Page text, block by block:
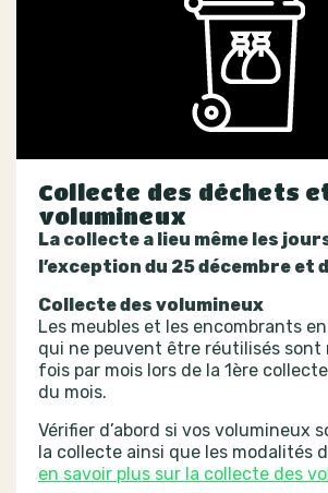
Collecte des déchets
volumineux
La collecte a lieu même les
l’exception du 25 décembre et
Collecte des volumineux
Les meubles et les encombrants
qui ne peuvent être réutilisés sont
fois par mois lors de la 1ère
du mois.
Vérifier d’abord si vos volumineux
la collecte ainsi que les modalités
en savoir plus sur la collecte des